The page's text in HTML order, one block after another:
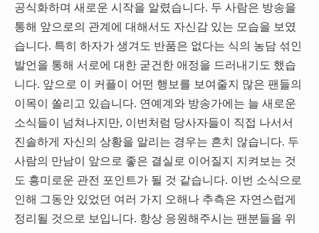
공식화하며 새로운 시작을 알렸습니다. 두 사람은 방송을
통해 앞으로의 관계에 대해서도 자신감 있는 모습을 보였
습니다. 특히 하자가 생겨도 반품은 없다는 식의 농담 섞인
발언을 통해 서로에 대한 굳건한 애정을 드러내기도 했습
니다. 앞으로 이 커플이 어떤 행보를 보여줄지 많은 팬들의
이목이 쏠리고 있습니다. 연예계와 방송가에는 늘 새로운
소식들이 넘쳐나지만, 이번처럼 당사자들이 직접 나서서
진솔하게 자신의 상황을 알리는 경우는 흔치 않습니다. 두
사람의 만남이 앞으로 좋은 결실로 이어질지 지켜보는 것
도 흥미로운 관전 포인트가 될 것 같습니다. 이번 소식으로
인해 그동안 있었던 여러 가지 오해나 추측은 자연스럽게
정리될 것으로 보입니다. 항상 응원해주시는 팬분들을 위